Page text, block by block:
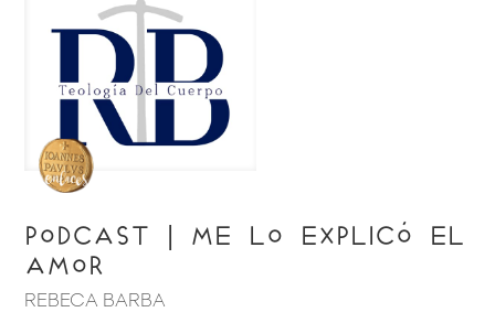
Podcast | Me lo explicó el
amor
REBECA BARBA